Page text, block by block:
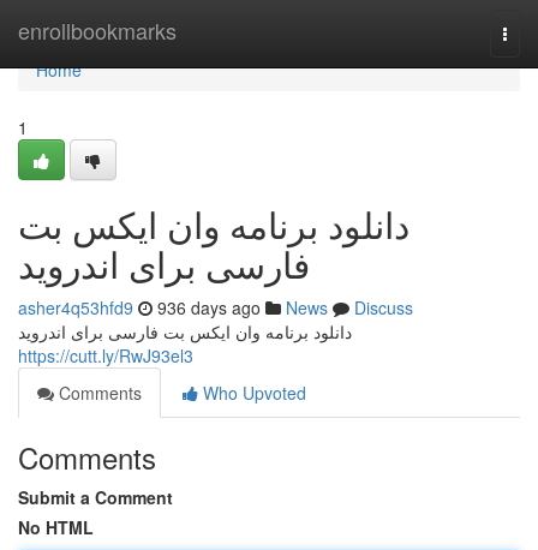
enrollbookmarks
Home
Home
1
دانلود برنامه وان ایکس بت
فارسی برای اندروید
asher4q53hfd9 936 days ago News
Discuss
دانلود برنامه وان ایکس بت فارسی برای اندروید
https://cutt.ly/RwJ93el3
Comments
Who Upvoted
Comments
Submit a Comment
No HTML